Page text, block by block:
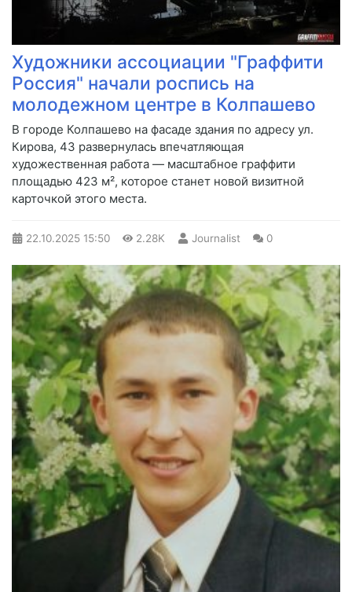
Художники ассоциации "Граффити
Россия" начали роспись на
молодежном центре в Колпашево
В городе Колпашево на фасаде здания по адресу ул.
Кирова, 43 развернулась впечатляющая
художественная работа — масштабное граффити
площадью 423 м², которое станет новой визитной
карточкой этого места.
22.10.2025 15:50 2.28K Journalist 0